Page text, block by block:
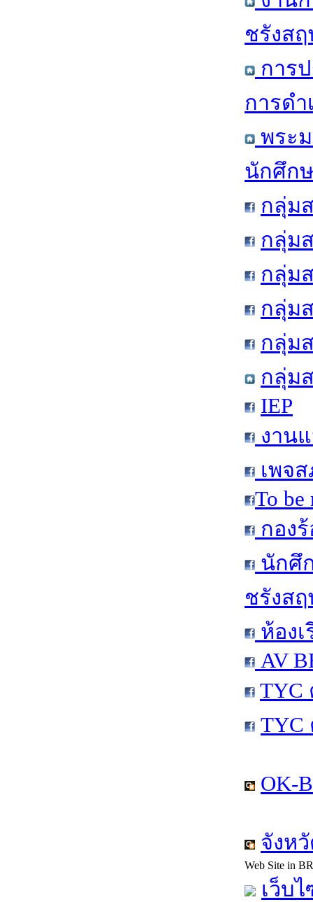
ชรังส
การ
การดำ
พระ
นักศึก
กลุ่ม
กลุ่ม
กลุ่ม
กลุ่ม
กลุ่ม
กลุ่ม
IEP
งาน
เพจ
To be
กอง
นักศึ
ชรังส
ห้อง
AV
TYC
OK-
จังห
Web Site in
เว็บ